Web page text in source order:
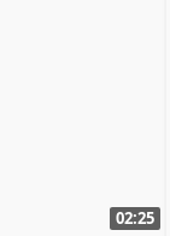
02:25